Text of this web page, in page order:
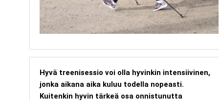
Hyvä treenisessio voi olla hyvinkin intensiivinen,
jonka aikana aika kuluu todella nopeasti.
Kuitenkin hyvin tärkeä osa onnistunutta